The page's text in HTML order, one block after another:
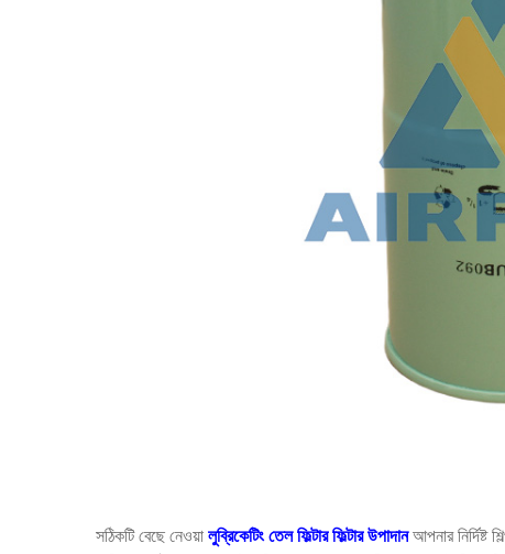
সঠিকটি বেছে নেওয়ালুব্রিকেটিং তেল ফিল্টার ফিল্টার উপাদানআপনার নির্দিষ্ট